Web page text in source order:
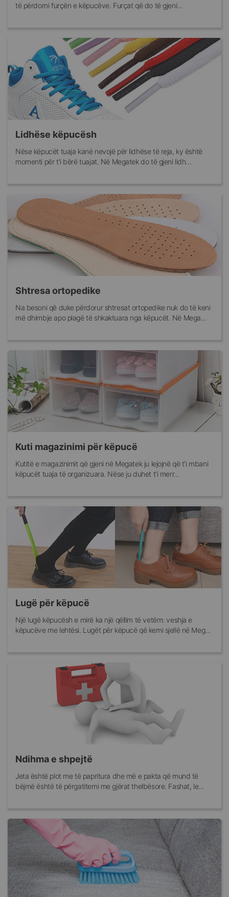
të përdorni furçën e këpucëve. Furçat që do të gjeni...
Lidhëse këpucësh
Nëse këpucët tuaja kanë nevojë për lidhëse të reja, ky është
momenti për t'i bërë tuajat. Në Megatek do të gjeni lidh...
Shtresa ortopedike
Na besoni që duke përdorur shtresat ortopedike nuk do të keni
më dhimbje apo plagë të shkaktuara nga këpucët. Në Mega...
Kuti magazinimi për këpucë
Kutitë e magazinimit që gjeni në Megatek ju lejojnë që t'i mbani
këpucët tuaja të organizuara. Nëse ju duhet t'i merr...
Lugë për këpucë
Një lugë këpucësh e mirë ka një qëllim të vetëm: veshja e
këpucëve me lehtësi. Lugët për këpucë që kemi sjellë në Meg...
Ndihma e shpejtë
Jeta është plot me të papritura dhe më e pakta që mund të
bëjmë është të përgatitemi me gjërat thelbësore. Fashat, le...